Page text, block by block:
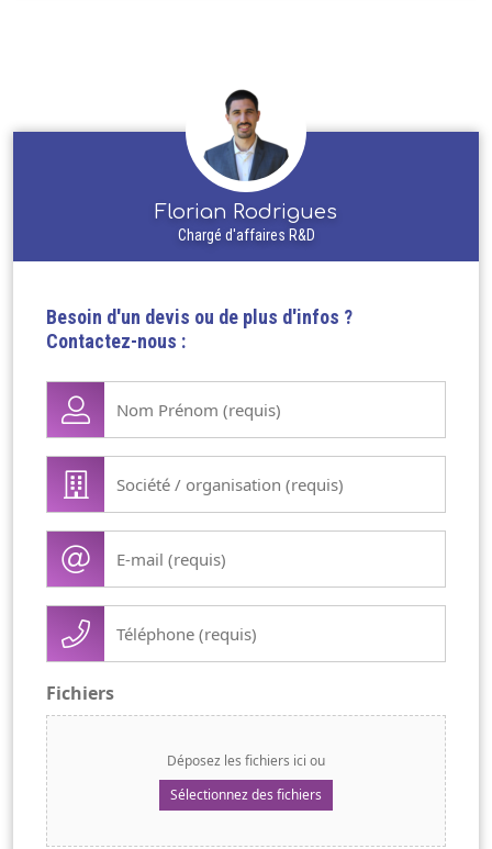
Florian Rodrigues
Chargé d'affaires R&D
Besoin d'un devis ou de plus d'infos ?
Contactez-nous :
Nom
Prénom
Société
organisation
(Nécessaire)
mail
Téléphone
(Nécessaire)
Fichiers
Déposez les fichiers ici ou
Sélectionnez des fichiers